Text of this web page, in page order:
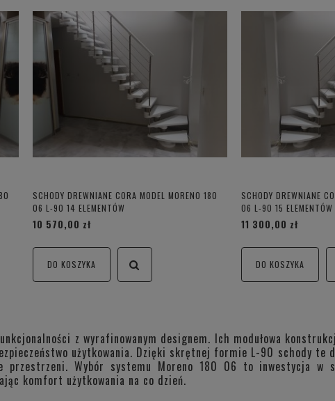
SCHODY DREWNIANE CORA MODEL MORENO 180
06 L-90 14 ELEMENTÓW
10 570,00 zł
DO KOSZYKA
SCHODY DREWNIANE
06 L-90 15 ELEMENTÓW
11 300,00 zł
DO KOSZYKA
z wyrafinowanym designem. Ich modułowa
użytkowania. Dzięki skrętnej formie L-90 schody te
przestrzeni. Wybór systemu Moreno 180 06 to inwestycja w
komfort użytkowania na co dzień.